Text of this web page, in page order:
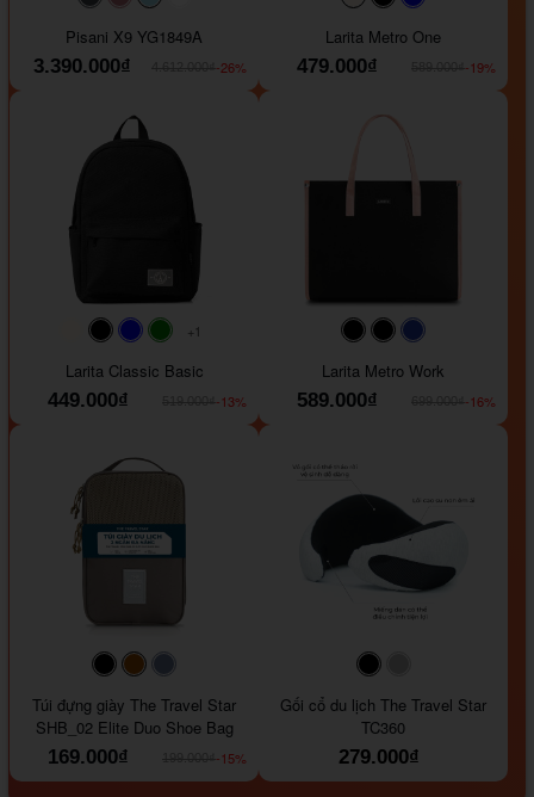
#40454a#b76e79
Pisani X9 YG1849A
3.390.000₫
-26%
#faf0e6#000000
Larita Metro One
479.000₫
-19%
#faf0e6#000000#0000FF
+1
Larita Classic Basic
449.000₫
-13%
#000000#000000
Larita Metro Work
589.000₫
-16%
#000000#964B00
Túi đựng giày The Travel Star
SHB_02 Elite Duo Shoe Bag
169.000₫
-15%
Gối cổ du lịch The Travel Star
TC360
279.000₫